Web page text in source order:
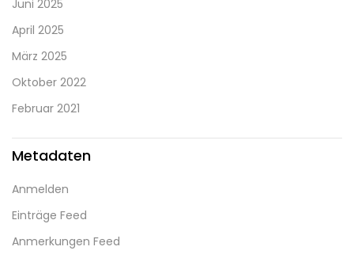
Juni 2025
April 2025
März 2025
Oktober 2022
Februar 2021
Metadaten
Anmelden
Einträge Feed
Anmerkungen Feed